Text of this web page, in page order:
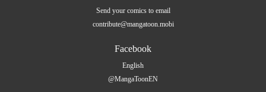
Send your comics to email
contribute@mangatoon.mobi
Facebook
English
@MangaToonEN